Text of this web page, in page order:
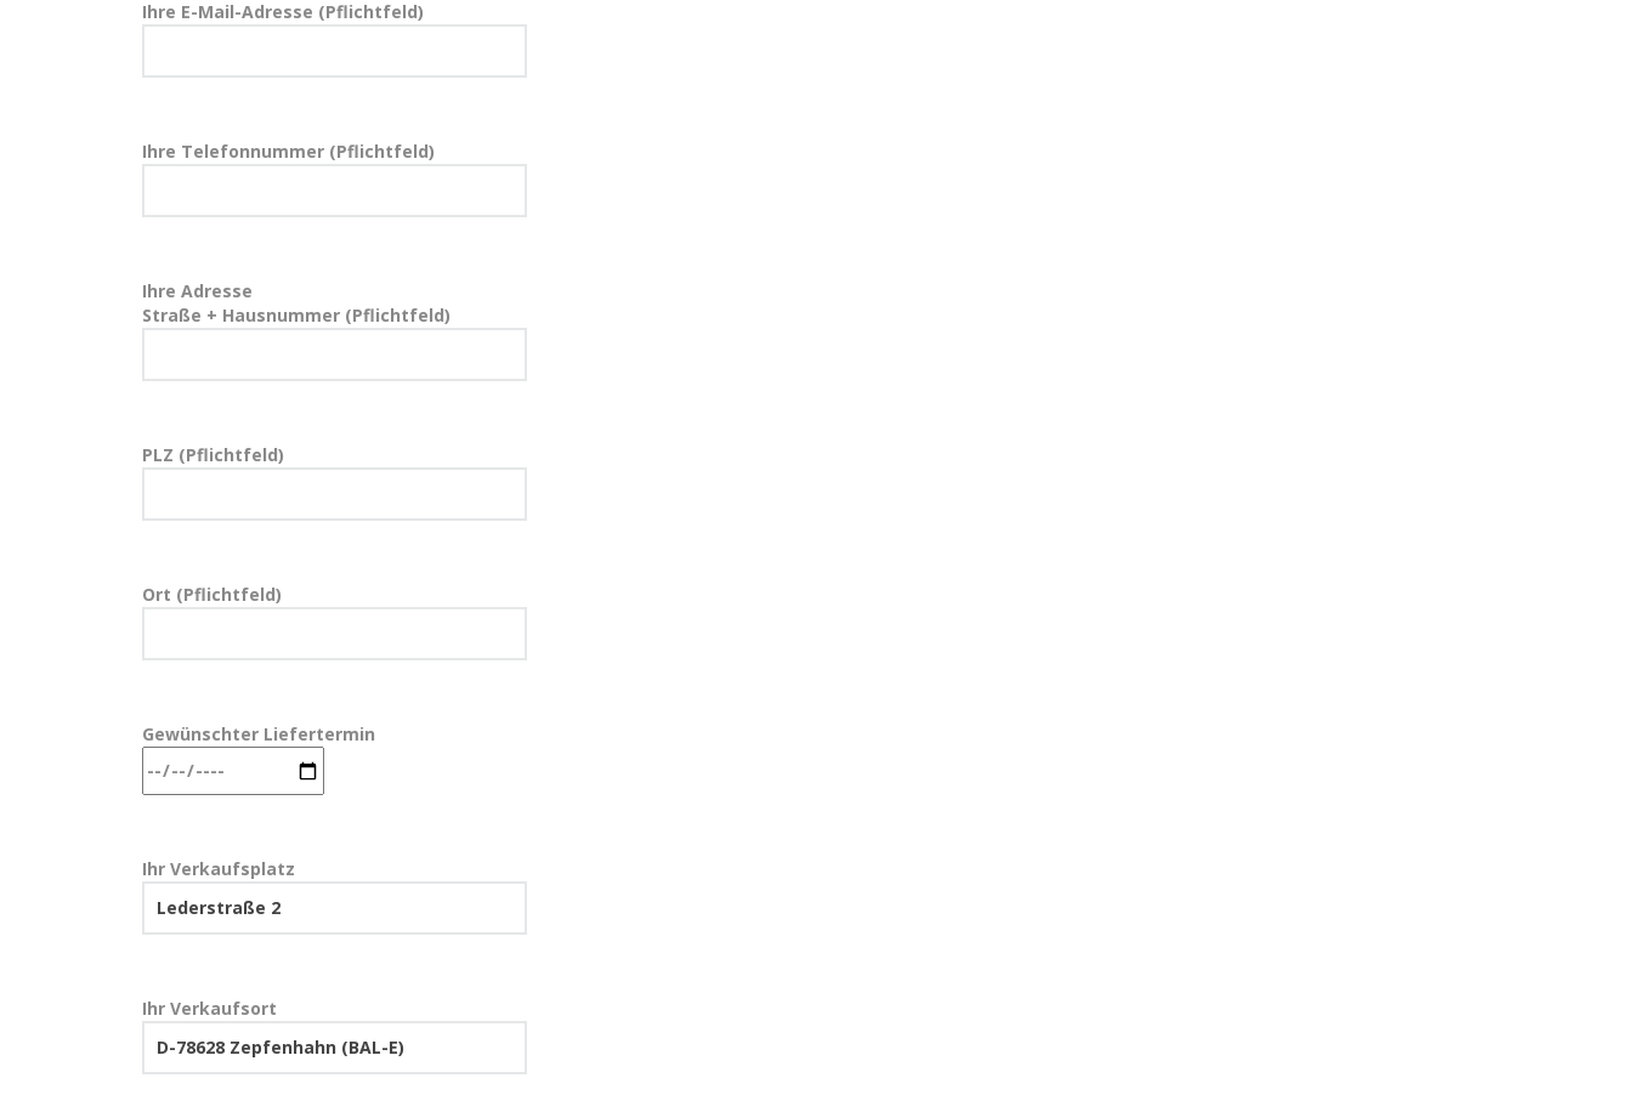
Ihre E-Mail-Adresse (Pflichtfeld)
Ihre Telefonnummer (Pflichtfeld)
Ihre Adresse
Straße + Hausnummer (Pflichtfeld)
PLZ (Pflichtfeld)
Ort (Pflichtfeld)
Gewünschter Liefertermin
Ihr Verkaufsplatz
Ihr Verkaufsort